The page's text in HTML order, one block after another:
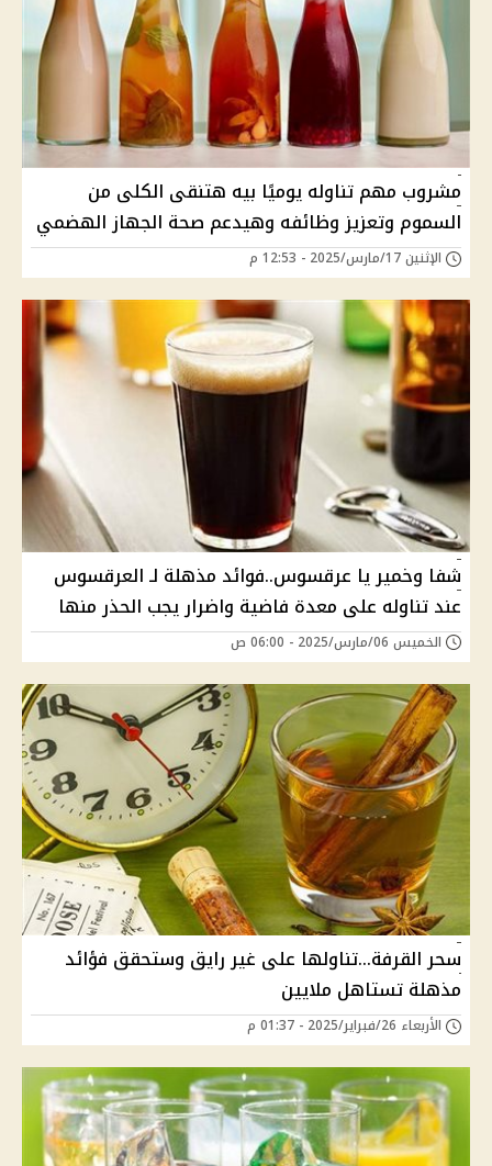
مشروب مهم تناوله يوميًا بيه هتنقى الكلى من
السموم وتعزيز وظائفه وهيدعم صحة الجهاز الهضمي
الإثنين 17/مارس/2025 - 12:53 م
شفا وخمير يا عرقسوس..فوائد مذهلة لـ العرقسوس
عند تناوله على معدة فاضية واضرار يجب الحذر منها
الخميس 06/مارس/2025 - 06:00 ص
سحر القرفة...تناولها على غير رايق وستحقق فؤائد
مذهلة تستاهل ملايين
الأربعاء 26/فبراير/2025 - 01:37 م